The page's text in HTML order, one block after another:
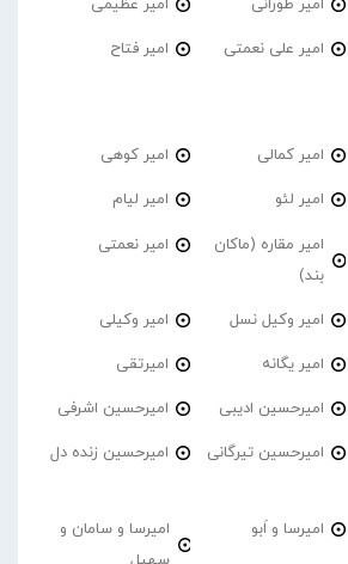
امیر طورانی امیر عظیمی
امیر علی نعمتی امیر فتاح
امیر کمالی امیر کوهی
امیر لئو امیر لیام
امیر مقاره (ماکان
بند)
امیر نعمتی
امیر وکیل نسل امیر وکیلی
امیر یگانه امیرتقی
امیرحسین ادیبی امیرحسین اشرفی
امیرحسین تیرگانی امیرحسین زنده دل
امیرسا و اَبو
امیرسا و سامان و